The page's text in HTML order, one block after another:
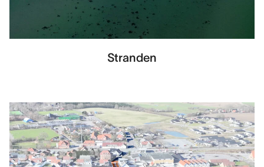
Stranden